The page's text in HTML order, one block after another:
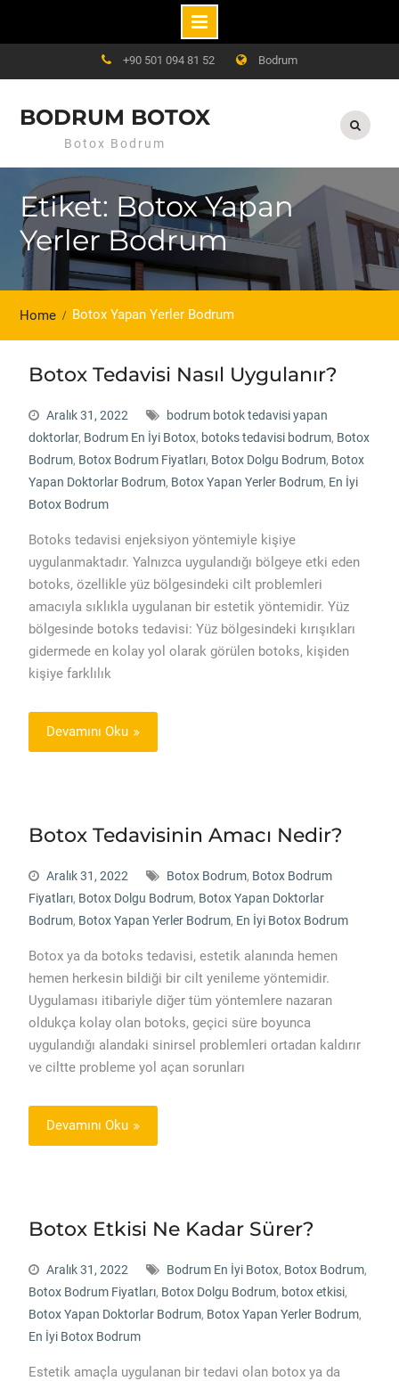
+90 501 094 81 52 Bodrum
BODRUM BOTOX
Botox Bodrum
Etiket: Botox Yapan
Yerler Bodrum
Home Botox Yapan Yerler Bodrum
Botox Tedavisi Nasıl Uygulanır?
Aralık 31, 2022
bodrum botok tedavisi yapan
doktorlar, Bodrum En İyi Botox, botoks tedavisi bodrum, Botox
Bodrum, Botox Bodrum Fiyatları, Botox Dolgu Bodrum, Botox
Yapan Doktorlar Bodrum, Botox Yapan Yerler Bodrum, En İyi
Botox Bodrum
Botoks tedavisi enjeksiyon yöntemiyle kişiye
uygulanmaktadır. Yalnızca uygulandığı bölgeye etki eden
botoks, özellikle yüz bölgesindeki cilt problemleri
amacıyla sıklıkla uygulanan bir estetik yöntemidir. Yüz
bölgesinde botoks tedavisi: Yüz bölgesindeki kırışıkları
gidermede en kolay yol olarak görülen botoks, kişiden
kişiye farklılık
Devamını Oku
Botox Tedavisinin Amacı Nedir?
Aralık 31, 2022 Botox Bodrum, Botox Bodrum
Fiyatları, Botox Dolgu Bodrum, Botox Yapan Doktorlar
Bodrum, Botox Yapan Yerler Bodrum, En İyi Botox Bodrum
Botox ya da botoks tedavisi, estetik alanında hemen
hemen herkesin bildiği bir cilt yenileme yöntemidir.
Uygulaması itibariyle diğer tüm yöntemlere nazaran
oldukça kolay olan botoks, geçici süre boyunca
uygulandığı alandaki sinirsel problemleri ortadan kaldırır
ve ciltte probleme yol açan sorunları
Devamını Oku
Botox Etkisi Ne Kadar Sürer?
Aralık 31, 2022 Bodrum En İyi Botox, Botox Bodrum,
Botox Bodrum Fiyatları, Botox Dolgu Bodrum, botox etkisi,
Botox Yapan Doktorlar Bodrum, Botox Yapan Yerler Bodrum,
En İyi Botox Bodrum
Estetik amaçla uygulanan bir tedavi olan botox ya da